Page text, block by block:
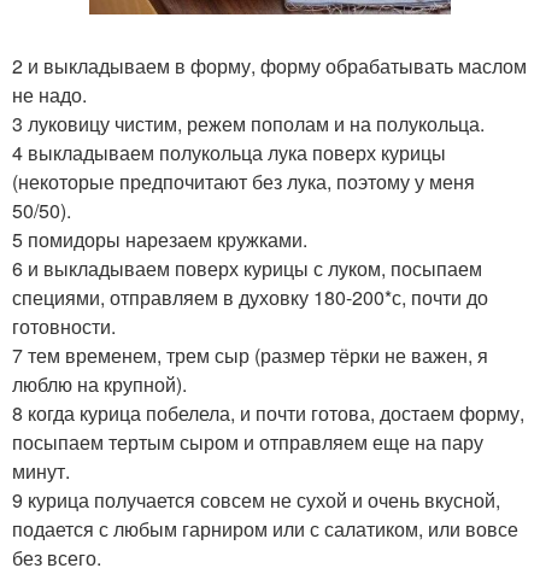
2 и выкладываем в форму, форму обрабатывать маслом
не надо.
3 луковицу чистим, режем пополам и на полукольца.
4 выкладываем полукольца лука поверх курицы
(некоторые предпочитают без лука, поэтому у меня
50/50).
5 помидоры нарезаем кружками.
6 и выкладываем поверх курицы с луком, посыпаем
специями, отправляем в духовку 180-200*с, почти до
готовности.
7 тем временем, трем сыр (размер тёрки не важен, я
люблю на крупной).
8 когда курица побелела, и почти готова, достаем форму,
посыпаем тертым сыром и отправляем еще на пару
минут.
9 курица получается совсем не сухой и очень вкусной,
подается с любым гарниром или с салатиком, или вовсе
без всего.